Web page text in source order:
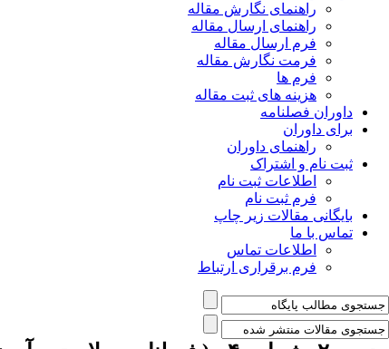
راهنمای نگارش مقاله
راهنمای ارسال مقاله
فرم ارسال مقاله
فرمت نگارش مقاله
فرم ها
هزینه های ثبت مقاله
داوران فصلنامه
برای داوران
راهنمای داوران
ثبت نام و اشتراک
اطلاعات ثبت نام
فرم ثبت نام
بایگانی مقالات زیر چاپ
تماس با ما
اطلاعات تماس
فرم برقراری ارتباط